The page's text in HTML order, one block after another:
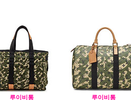
루이비통
루이비통